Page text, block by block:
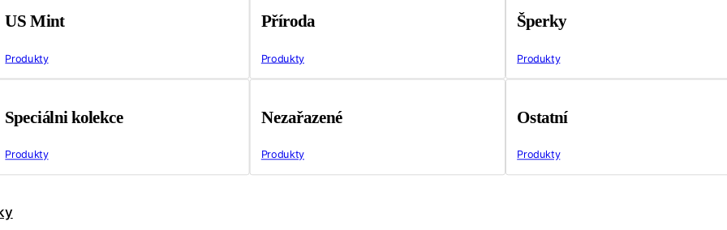
US Mint
Produkty
Příroda
Produkty
Šperky
Produkty
Speciálni kolekce
Produkty
Nezařazené
Produkty
Ostatní
Produkty